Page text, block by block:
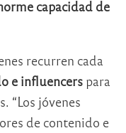
capacidad de
recurren cada
e influencers para
“Los jóvenes
de contenido e